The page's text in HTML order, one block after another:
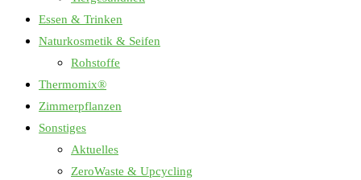
Essen & Trinken
Naturkosmetik & Seifen
Rohstoffe
Thermomix®
Zimmerpflanzen
Sonstiges
Aktuelles
ZeroWaste & Upcycling